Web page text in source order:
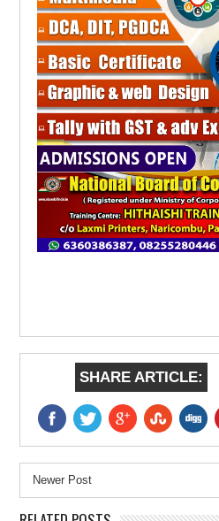
SHARE ARTICLE:
Newer Post